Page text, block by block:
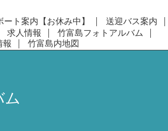
ート案内【お休み中】
送迎バス案内
求人情報
竹富島フォトアルバム
報 竹富島内地図
ム